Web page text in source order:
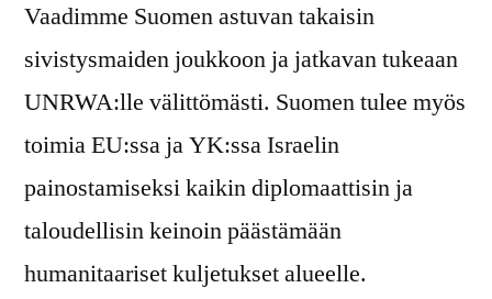
Vaadimme Suomen astuvan takaisin
sivistysmaiden joukkoon ja jatkavan tukeaan
UNRWA:lle välittömästi. Suomen tulee myös
toimia EU:ssa ja YK:ssa Israelin
painostamiseksi kaikin diplomaattisin ja
taloudellisin keinoin päästämään
humanitaariset kuljetukset alueelle.